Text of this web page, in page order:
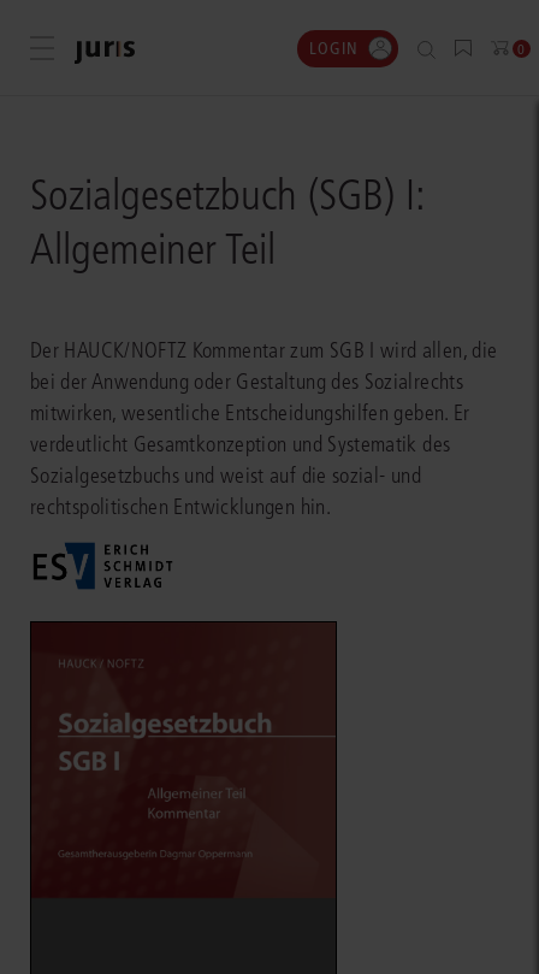
Menü öffnen LOGIN 0
Sozialgesetzbuch (SGB) I:
Allgemeiner Teil
Der HAUCK/NOFTZ Kommentar zum SGB I wird allen, die
bei der Anwendung oder Gestaltung des Sozialrechts
mitwirken, wesentliche Entscheidungshilfen geben. Er
verdeutlicht Gesamtkonzeption und Systematik des
Sozialgesetzbuchs und weist auf die sozial- und
rechtspolitischen Entwicklungen hin.